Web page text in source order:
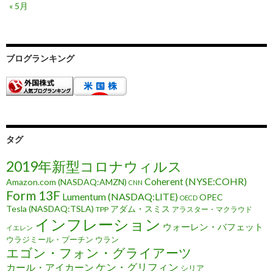
« 5月
ブログランキング
タグ
2019年新型コロナウィルス
Amazon.com (NASDAQ:AMZN) CNN Coherent (NYSE:COHR)
Form 13F Lumentum (NASDAQ:LITE) OECD OPEC
Tesla (NASDAQ:TSLA) TPP アダム・スミス アラスター・マクラウド
イエレン インフレーション ウォーレン・バフェット
ウラジミール・プーチン ウラン
エゴン・フォン・グライアーツ
カール・アイカーン ケン・グリフィン シリア